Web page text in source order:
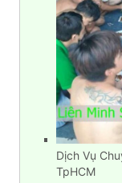
giản,
giá
rẻ
Dịch Vụ
TpHCM